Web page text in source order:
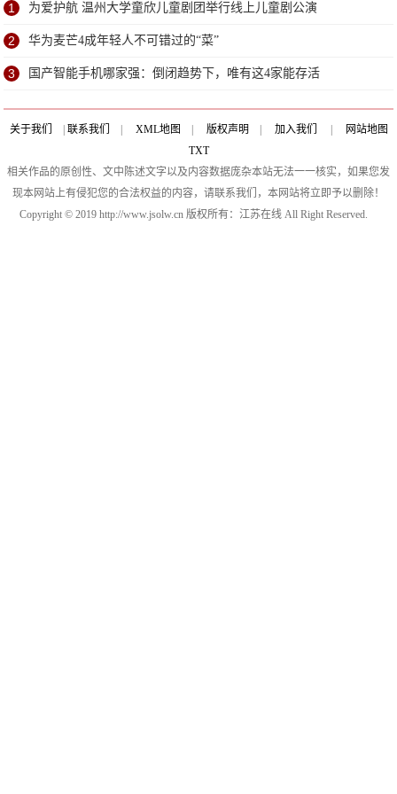
1 为爱护航 温州大学童欣儿童剧团举行线上儿童剧公演
2 华为麦芒4成年轻人不可错过的“菜”
3 国产智能手机哪家强：倒闭趋势下，唯有这4家能存活
关于我们 联系我们 XML地图 版权声明 加入我们
网站地图
TXT
相关作品的原创性、文中陈述文字以及内容数据庞杂本站无法一一核实，如果您发
现本网站上有侵犯您的合法权益的内容，请联系我们，本网站将立即予以删除！
Copyright © 2019 http://www.jsolw.cn 版权所有：江苏在线 All Right Reserved.